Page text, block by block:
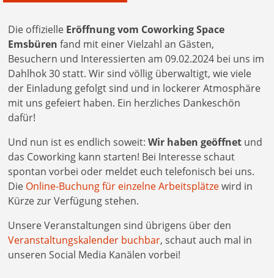
Die offizielle Eröffnung vom Coworking Space
Emsbüren fand mit einer Vielzahl an Gästen,
Besuchern und Interessierten am 09.02.2024 bei uns im
Dahlhok 30 statt. Wir sind völlig überwaltigt, wie viele
der Einladung gefolgt sind und in lockerer Atmosphäre
mit uns gefeiert haben. Ein herzliches Dankeschön
dafür!
Und nun ist es endlich soweit:Wir haben geöffnet und
das Coworking kann starten! Bei Interesse schaut
spontan vorbei oder meldet euch telefonisch bei uns.
Die Online-Buchung für einzelne Arbeitsplätzewird in
Kürze zur Verfügung stehen.
Unsere Veranstaltungen sind übrigens über den
Veranstaltungskalender buchbar, schaut auch mal in
unseren Social Media Kanälen vorbei!